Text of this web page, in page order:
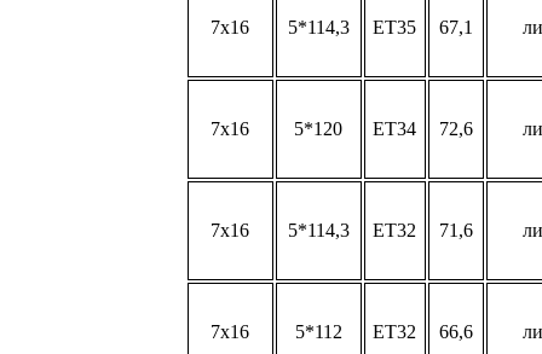
7x16 5*114,3 ET35 67,1
7x16 5*120 ET34 72,6
7x16 5*114,3 ET32 71,6
7x16 5*112 ET32 66,6